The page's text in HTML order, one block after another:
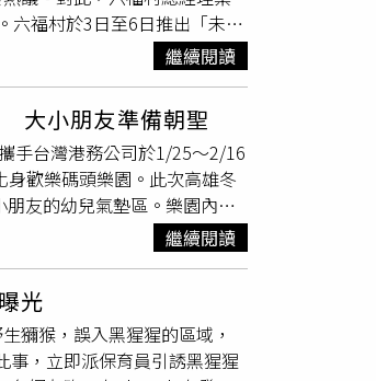
一筆支出均符合政府採購法
育及遊憩等多重功能，肩負著
的照護，然而「不實言論不僅
時，恰逢體感溫度僅零下1
。沒想到幾天後，當地體感
影集《動物園》由南瓜電影有
，是一部結合療癒職人題材
六福村於3日至6日推出「未滿
親友也有799元優惠，吸引大
，只有2班接駁車可以搭，不
抱怨，質疑園區疏散能力欠
、現職計程車司機高偉凱在
園區」，發現大約幾百個兒
的乘客均為高一學生，學生
但結果竟是「在黑黑的關西
說「既然知道需要依賴大眾
成年人自己跑去」、「你去迪
4）日坦言，因遊客集中離
批評園方處置能力差，沒有
表示，小朋友玩得比較晚，
，園方有提出多元疏運管道選
繼續閱讀
大小朋友準備朝聖
手台灣港務公司於1/25～2/16
歡樂碼頭樂園。此次高雄冬
友的幼兒氣墊區。樂園內的
的人都開心過好年。冬日遊樂
海盜船、大型氣墊、球池等可
伊卡哇主題杯身、造型杯
下午3點至6點開放，週五至
發放。除了先亮相的機械設
相關大型裝置，預計於1/25當
繼續閱讀
光
獼猴，誤入黑猩猩的區域，
事，立即派保育員引誘黑猩猩